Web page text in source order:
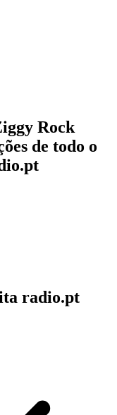
Rock
de todo o
radio.pt